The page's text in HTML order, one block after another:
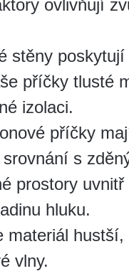
ovlivňují
stěny
příčky tlusté
izolaci.
příčky
s
prostory
hluku.
materiál
vlny.